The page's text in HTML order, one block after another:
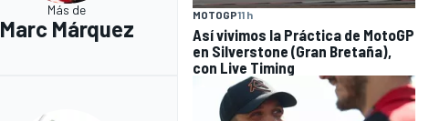
Más de
Marc Márquez
MOTOGP11 h
Así vivimos la Práctica de MotoGP
en Silverstone (Gran Bretaña),
con Live Timing